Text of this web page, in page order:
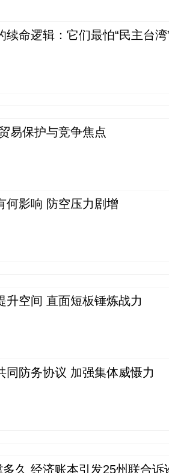
命逻辑：它们最怕“民主台
易保护与竞争焦点
何影响 防空压力剧增
升空间 直面短板锤炼战力
同防务协议 加强集体威慑力
久 经济账本引发25州联合诉